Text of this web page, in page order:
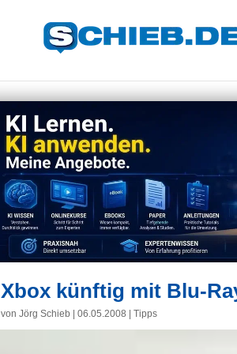
Xbox künftig mit Blu-
von Jörg Schieb 06.05.2008 Tipps